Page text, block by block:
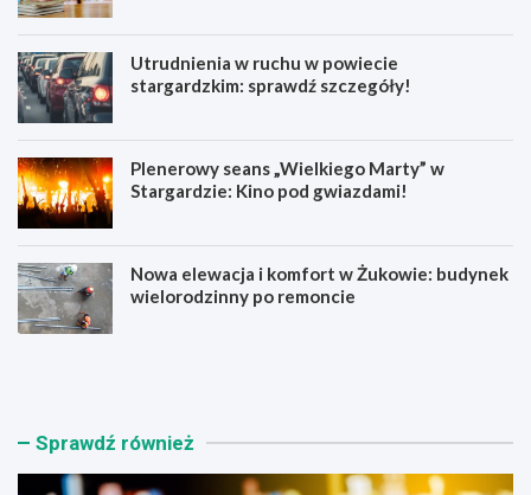
Utrudnienia w ruchu w powiecie
stargardzkim: sprawdź szczegóły!
Plenerowy seans „Wielkiego Marty” w
Stargardzie: Kino pod gwiazdami!
Nowa elewacja i komfort w Żukowie: budynek
wielorodzinny po remoncie
K
n
U
n Sprawdź również